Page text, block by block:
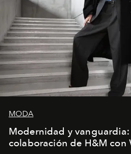
MODA
Modernidad y vanguardia:
colaboración de H&M con